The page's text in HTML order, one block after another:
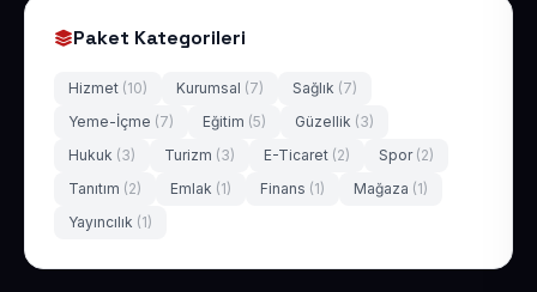
Paket Kategorileri
Hizmet (10) Kurumsal (7) Sağlık (7)
Yeme-İçme (7) Eğitim (5) Güzellik (3)
Hukuk (3) Turizm (3) E-Ticaret (2) Spor (2)
Tanıtım (2) Emlak (1) Finans (1) Mağaza (1)
Yayıncılık (1)